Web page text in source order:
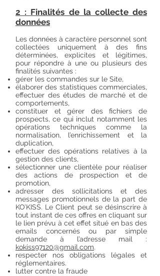
2 : Finalités de la collecte des
données
Les données à caractère personnel sont
collectées uniquement à des fins
déterminées, explicites et légitimes,
pour répondre à une ou plusieurs des
finalités suivantes :
gérer les commandes sur le Site,
élaborer des statistiques commerciales,
effectuer des études de marché et de
comportements,
constituer et gérer des fichiers de
prospects, ce qui inclut notamment les
opérations techniques comme la
normalisation, l’enrichissement et la
duplication,
effectuer des opérations relatives à la
gestion des clients,
sélectionner une clientèle pour réaliser
des actions de prospection et de
promotion,
adresser des sollicitations et des
messages promotionnels de la part de
KO’KISS. Le Client peut se désinscrire à
tout instant de ces offres en cliquant sur
le lien prévu à cet effet situé en bas des
emails concernés ou par simple
demande à l’adresse mail :
kokiss97120@gmail.com.
respecter nos obligations légales et
réglementaires.
lutter contre la fraude